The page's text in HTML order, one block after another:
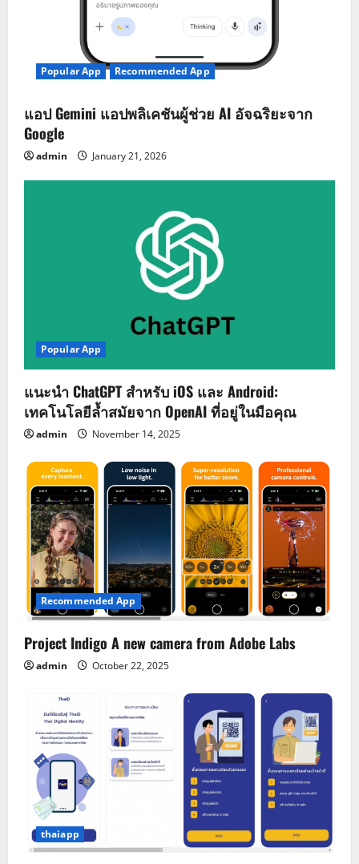
Popular App Recommended App
แอป Gemini แอปพลิเคชันผู้ช่วย AI อัจฉริยะจาก
Google
admin January 21, 2026
Popular App
แนะนำ ChatGPT สำหรับ iOS และ Android:
เทคโนโลยีล้ำสมัยจาก OpenAI ที่อยู่ในมือคุณ
admin November 14, 2025
Recommended App
Project Indigo A new camera from Adobe Labs
admin October 22, 2025
thaiapp